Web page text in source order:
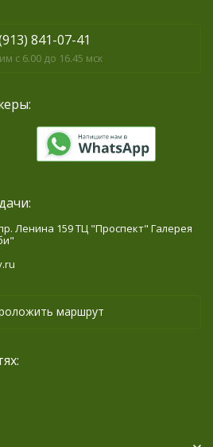
841-07-41
с 6.00 до 16.45 мск
Ленина 159 ТЦ "Проспект" Галерея
маршрут